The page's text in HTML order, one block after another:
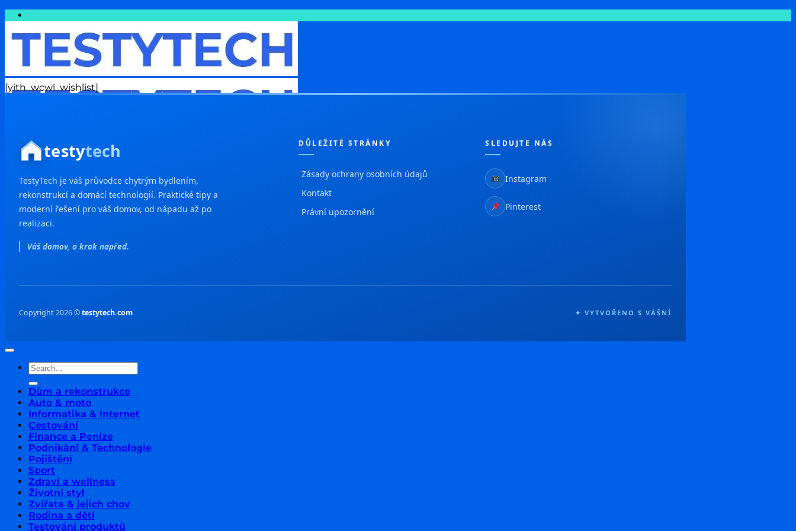
Přeskočit
obsah
Dům a rekonstrukce
Auto & moto
Informatika & Internet
Cestování
Finance a Peníze
Podnikání & Technologie
Pojištění
Sport
Zdraví a wellness
Životní styl
Zvířata & jejich chov
Aktuality & zprávy
[yith_wcwl_wishlist]
testytech
TestyTech je váš průvodce chytrým bydlením,
rekonstrukcí a domácí technologií. Praktické tipy a
moderní řešení pro váš domov, od nápadu až po
realizaci.
Váš domov, o krok napřed.
DŮLEŽITÉ STRÁNKY
Zásady ochrany osobních údajů
Kontakt
Právní upozornění
SLEDUJTE NÁS
Instagram
Pinterest
Copyright 2026 ©testytech.com ✦ VYTVOŘENO S VÁŠNÍ
Dům a rekonstrukce
Auto & moto
Informatika & Internet
Cestování
Finance a Peníze
Podnikání & Technologie
Pojištění
Sport
Zdraví a wellness
Životní styl
Zvířata & jejich chov
Rodina a děti
Testování produktů